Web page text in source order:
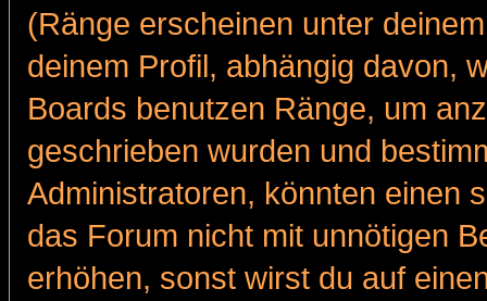
(Ränge erscheinen unter
deinem Profil, abhängig davon,
Boards benutzen Ränge, um
geschrieben wurden und
Administratoren, könnten einen
das Forum nicht mit unnötigen
erhöhen, sonst wirst du auf